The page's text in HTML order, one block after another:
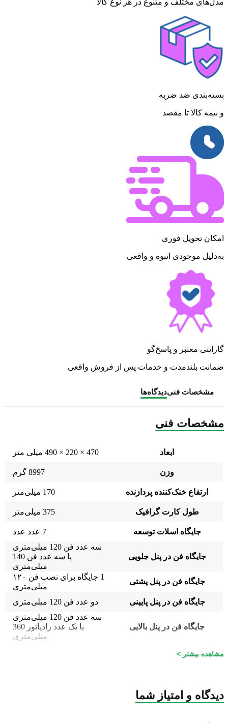
بسته‌بندی ضد ضربه
و بیمه کالا تا مقصد
امکان تحویل فوری
به‌دلیل موجودی انبوه و واقعی
گارانتی معتبر و پاسخ‌گو
ضمانت بلندمدت و خدمات پس از فروش واقعی
مشخصات فنیدیدگاه‌ها
مشخصات فنی
ابعاد 470 × 220 × 490 میلی متر
وزن 8997 گرم
ارتفاع خنک‌کننده پردازنده 170 میلی‌متر
طول کارت گرافیک 375 میلی‌متر
جایگاه اسلات توسعه 7 عدد عدد
جایگاه فن در پنل جلویی
سه عدد فن 120 میلی‌متری
یا سه عدد فن 140
میلی‌متری
جایگاه فن در پنل پشتی
1 جایگاه برای نصب فن ۱۲۰
میلی‌متری
جایگاه فن در پنل پایینی
دو عدد فن 120 میلی‌متری
جایگاه فن در پنل بالایی
سه عدد فن 120 میلی‌متری
یا یک عدد رادیاتور 360
میلی‌متری
محل نصب پاور
پاور قابل نصب
مشاهده بیشتر >
دیدگاه و امتیاز شما